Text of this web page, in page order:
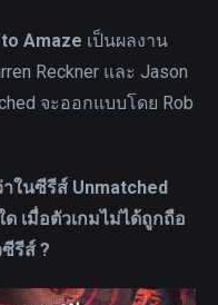
Amaze เป็นผลงาน
Reckner และ Jason
จะออกแบบโดย Rob
ในซีรีส์ Unmatched
เมื่อตัวเกมไม่ได้ถูกถือ
รีส์ ?